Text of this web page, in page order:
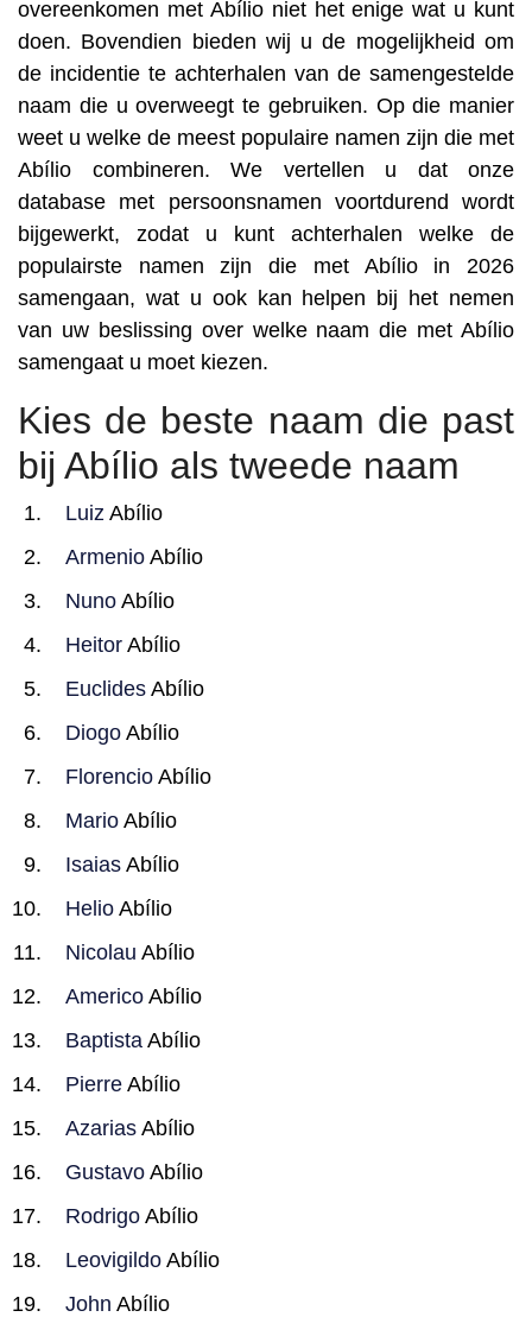
overeenkomen met Abílio niet het enige wat u kunt
doen. Bovendien bieden wij u de mogelijkheid om
de incidentie te achterhalen van de samengestelde
naam die u overweegt te gebruiken. Op die manier
weet u welke de meest populaire namen zijn die met
Abílio combineren. We vertellen u dat onze
database met persoonsnamen voortdurend wordt
bijgewerkt, zodat u kunt achterhalen welke de
populairste namen zijn die met Abílio in 2026
samengaan, wat u ook kan helpen bij het nemen
van uw beslissing over welke naam die met Abílio
samengaat u moet kiezen.
Kies de beste naam die past
bij Abílio als tweede naam
Luiz Abílio
Armenio Abílio
Nuno Abílio
Heitor Abílio
Euclides Abílio
Diogo Abílio
Florencio Abílio
Mario Abílio
Isaias Abílio
Helio Abílio
Nicolau Abílio
Americo Abílio
Baptista Abílio
Pierre Abílio
Azarias Abílio
Gustavo Abílio
Rodrigo Abílio
Leovigildo Abílio
John Abílio